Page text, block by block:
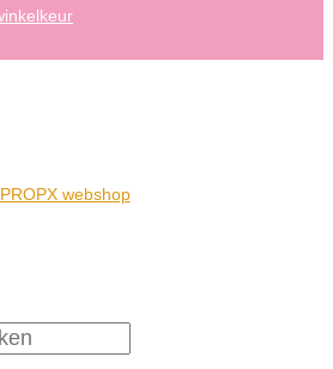
PROPX webshop